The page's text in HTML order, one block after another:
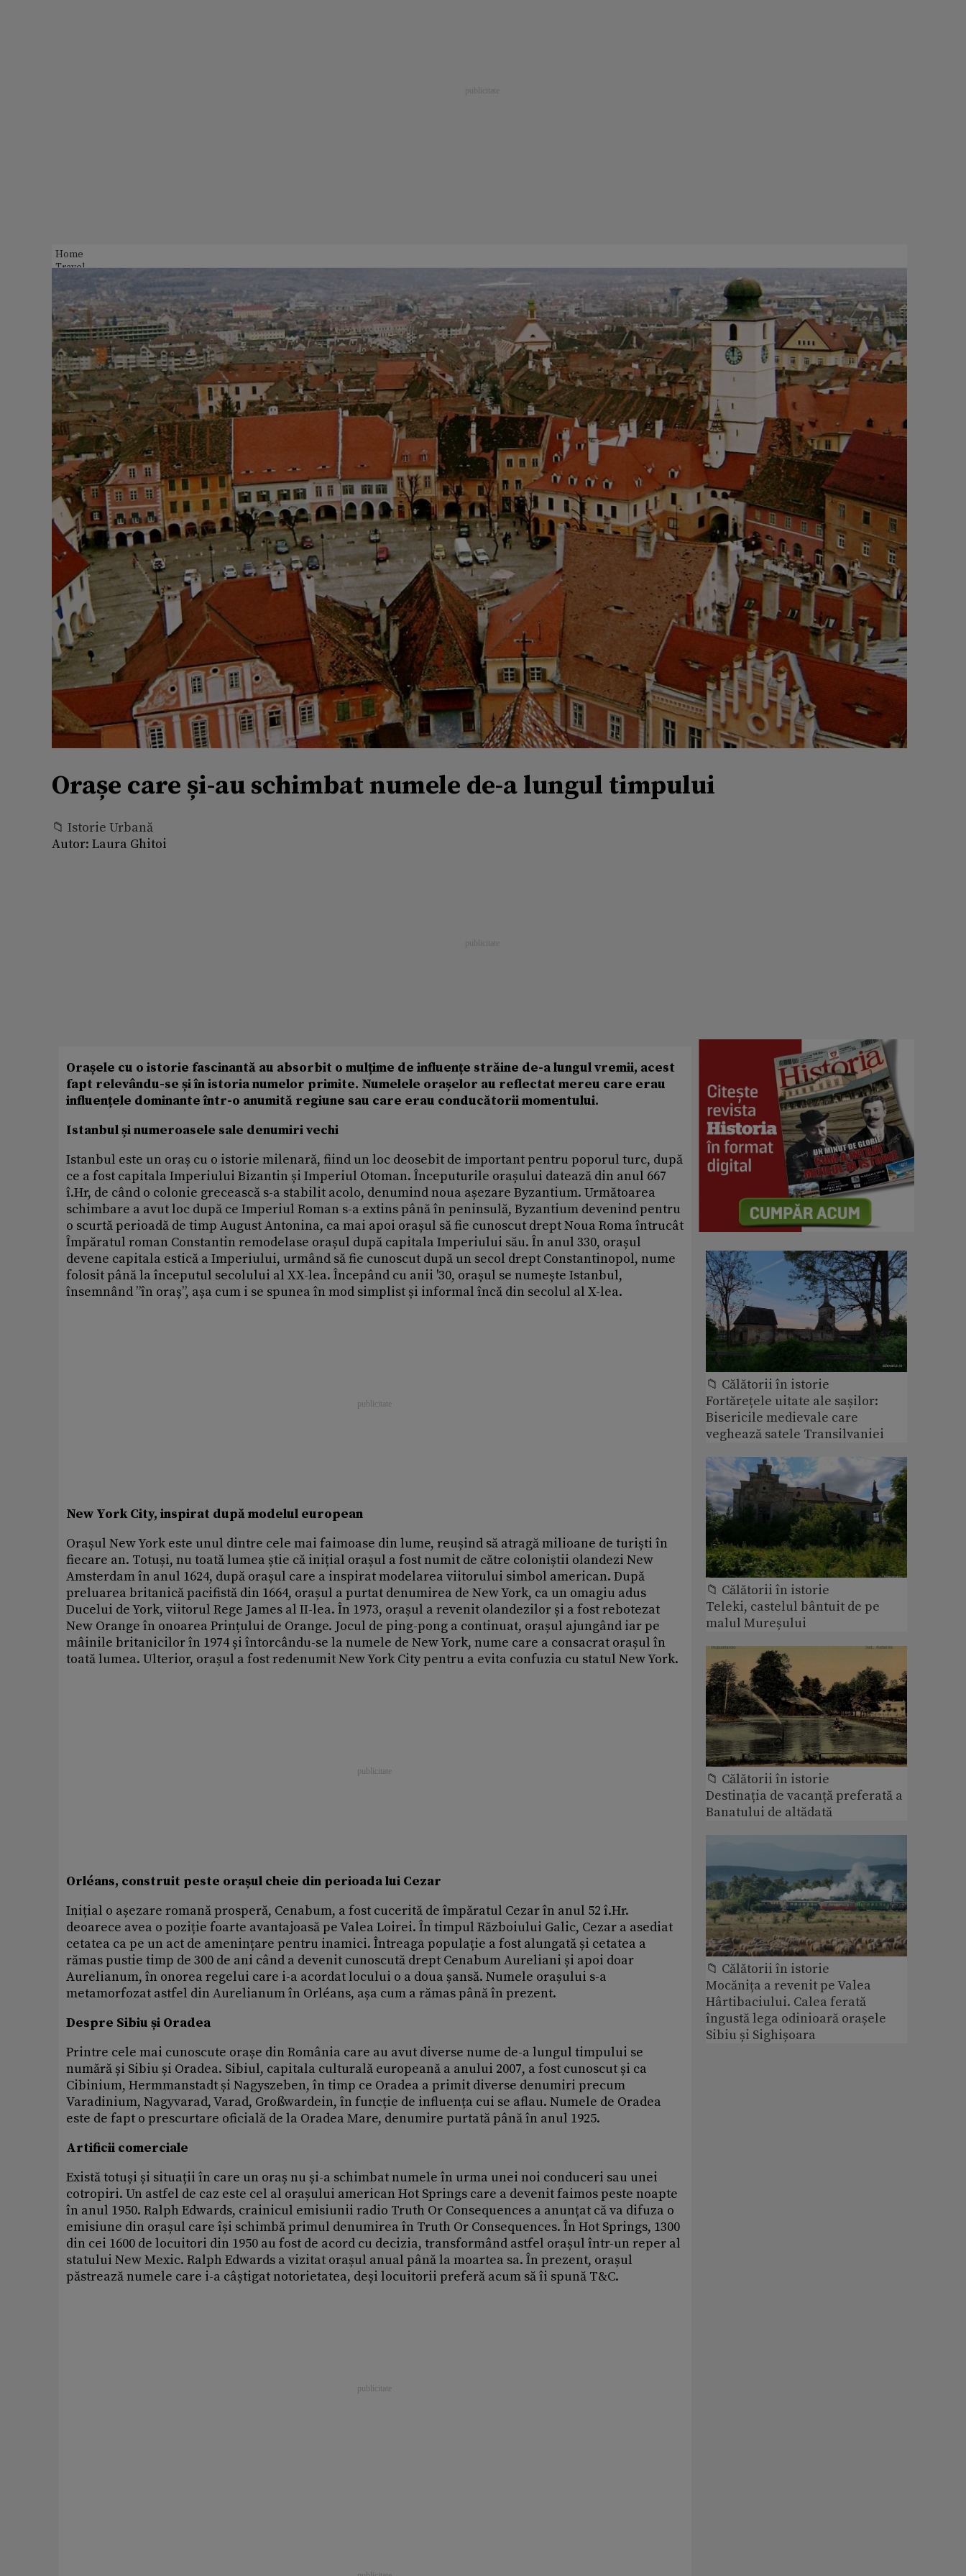
Home
Travel
Orașe care și-au schimbat numele de-a lungul timpului
📁 Istorie Urbană
Autor: Laura Ghitoi
Orașele cu o istorie fascinantă au absorbit o mulțime de influențe străine de-a lungul vremii, acest
fapt relevându-se și în istoria numelor primite. Numelele orașelor au reflectat mereu care erau
influențele dominante într-o anumită regiune sau care erau conducătorii momentului.
Istanbul și numeroasele sale denumiri vechi
Istanbul este un oraș cu o istorie milenară, fiind un loc deosebit de important pentru poporul turc, după
ce a fost capitala Imperiului Bizantin și Imperiul Otoman. Începuturile orașului datează din anul 667
î.Hr, de când o colonie grecească s-a stabilit acolo, denumind noua așezare Byzantium. Următoarea
schimbare a avut loc după ce Imperiul Roman s-a extins până în peninsulă, Byzantium devenind pentru
o scurtă perioadă de timp August Antonina, ca mai apoi orașul să fie cunoscut drept Noua Roma întrucât
Împăratul roman Constantin remodelase orașul după capitala Imperiului său. În anul 330, orașul
devene capitala estică a Imperiului, urmând să fie cunoscut după un secol drept Constantinopol, nume
folosit până la începutul secolului al XX-lea. Începând cu anii '30, orașul se numește Istanbul,
însemnând ”în oraș”, așa cum i se spunea în mod simplist și informal încă din secolul al X-lea.
New York City, inspirat după modelul european
Orașul New York este unul dintre cele mai faimoase din lume, reușind să atragă milioane de turiști în
fiecare an. Totuși, nu toată lumea știe că inițial orașul a fost numit de către coloniștii olandezi New
Amsterdam în anul 1624, după orașul care a inspirat modelarea viitorului simbol american. După
preluarea britanică pacifistă din 1664, orașul a purtat denumirea de New York, ca un omagiu adus
Ducelui de York, viitorul Rege James al II-lea. În 1973, orașul a revenit olandezilor și a fost rebotezat
New Orange în onoarea Prințului de Orange. Jocul de ping-pong a continuat, orașul ajungând iar pe
mâinile britanicilor în 1974 și întorcându-se la numele de New York, nume care a consacrat orașul în
toată lumea. Ulterior, orașul a fost redenumit New York City pentru a evita confuzia cu statul New York.
Orléans, construit peste orașul cheie din perioada lui Cezar
Inițial o așezare romană prosperă, Cenabum, a fost cucerită de împăratul Cezar în anul 52 î.Hr.
deoarece avea o poziție foarte avantajoasă pe Valea Loirei. În timpul Războiului Galic, Cezar a asediat
cetatea ca pe un act de amenințare pentru inamici. Întreaga populație a fost alungată și cetatea a
rămas pustie timp de 300 de ani când a devenit cunoscută drept Cenabum Aureliani și apoi doar
Aurelianum, în onorea regelui care i-a acordat locului o a doua șansă. Numele orașului s-a
metamorfozat astfel din Aurelianum în Orléans, așa cum a rămas până în prezent.
Despre Sibiu și Oradea
Printre cele mai cunoscute orașe din România care au avut diverse nume de-a lungul timpului se
numără și Sibiu și Oradea. Sibiul, capitala culturală europeană a anului 2007, a fost cunoscut și ca
Cibinium, Hermmanstadt și Nagyszeben, în timp ce Oradea a primit diverse denumiri precum
Varadinium, Nagyvarad, Varad, Großwardein, în funcție de influența cui se aflau. Numele de Oradea
este de fapt o prescurtare oficială de la Oradea Mare, denumire purtată până în anul 1925.
Artificii comerciale
Există totuși și situații în care un oraș nu și-a schimbat numele în urma unei noi conduceri sau unei
cotropiri. Un astfel de caz este cel al orașului american Hot Springs care a devenit faimos peste noapte
în anul 1950. Ralph Edwards, crainicul emisiunii radio Truth Or Consequences a anunțat că va difuza o
emisiune din orașul care își schimbă primul denumirea în Truth Or Consequences. În Hot Springs, 1300
din cei 1600 de locuitori din 1950 au fost de acord cu decizia, transformând astfel orașul într-un reper al
statului New Mexic. Ralph Edwards a vizitat orașul anual până la moartea sa. În prezent, orașul
păstrează numele care i-a câștigat notorietatea, deși locuitorii preferă acum să îi spună T&C.
📁 Călătorii în istorie
Fortărețele uitate ale sașilor:
Bisericile medievale care
veghează satele Transilvaniei
📁 Călătorii în istorie
Teleki, castelul bântuit de pe
malul Mureșului
📁 Călătorii în istorie
Destinația de vacanță preferată a
Banatului de altădată
📁 Călătorii în istorie
Mocănița a revenit pe Valea
Hârtibaciului. Calea ferată
îngustă lega odinioară orașele
Sibiu și Sighișoara